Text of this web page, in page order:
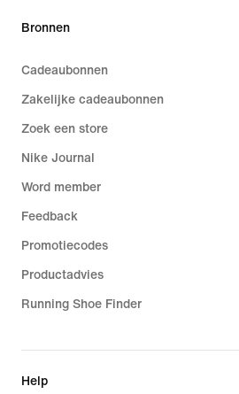
Bronnen
Cadeaubonnen
Zakelijke cadeaubonnen
Zoek een store
Nike Journal
Word member
Feedback
Promotiecodes
Productadvies
Running Shoe Finder
Help